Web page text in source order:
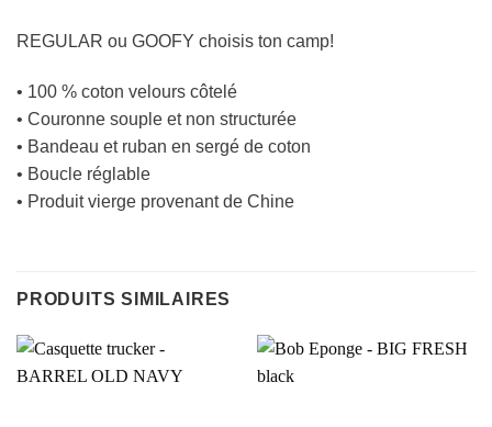
REGULAR ou GOOFY choisis ton camp!
• 100 % coton velours côtelé
• Couronne souple et non structurée
• Bandeau et ruban en sergé de coton
• Boucle réglable
• Produit vierge provenant de Chine
PRODUITS SIMILAIRES